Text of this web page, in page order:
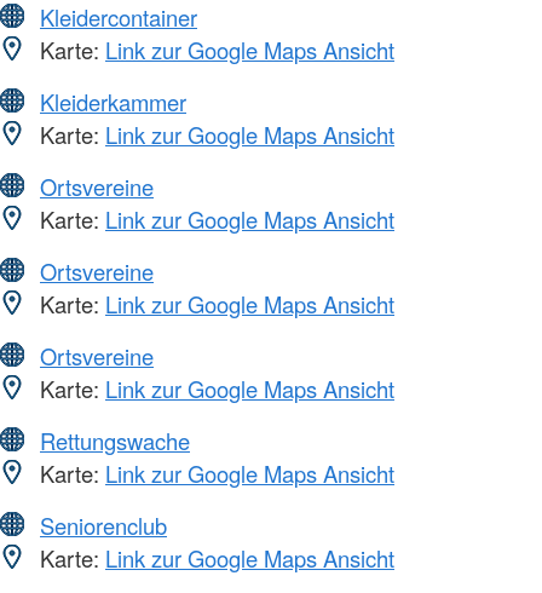
Kleidercontainer
Karte: Link zur Google Maps Ansicht
Kleiderkammer
Karte: Link zur Google Maps Ansicht
Ortsvereine
Karte: Link zur Google Maps Ansicht
Ortsvereine
Karte: Link zur Google Maps Ansicht
Ortsvereine
Karte: Link zur Google Maps Ansicht
Rettungswache
Karte: Link zur Google Maps Ansicht
Seniorenclub
Karte: Link zur Google Maps Ansicht